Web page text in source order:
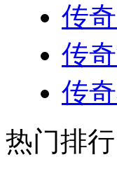
传
传
传
热门排行